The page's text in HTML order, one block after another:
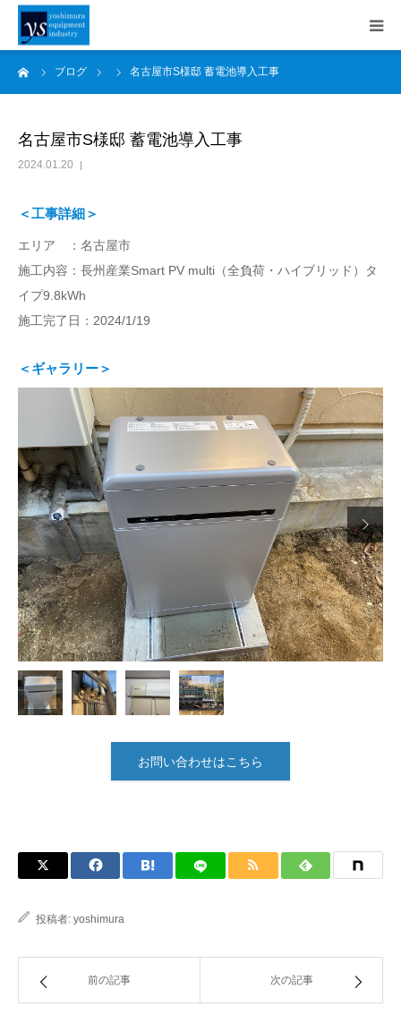
ブログ 名古屋市S様邸 蓄電池導入工事
名古屋市S様邸 蓄電池導入工事
2024.01.20
＜工事詳細＞
エリア ：名古屋市
施工内容：長州産業Smart PV multi（全負荷・ハイブリッド）タ
イプ9.8kWh
施工完了日：2024/1/19
＜ギャラリー＞

お問い合わせはこちら
投稿者: yoshimura
前の記事 次の記事
事業内容
SDGs
お知らせ